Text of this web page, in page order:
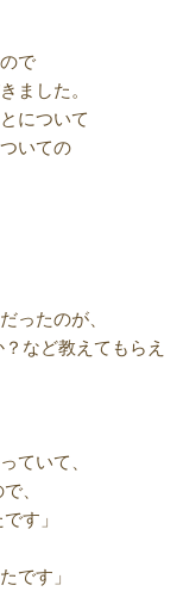
で
ました。
について
いての
ったのが、
など教えてもらえ
ていて、
、
す」
です」